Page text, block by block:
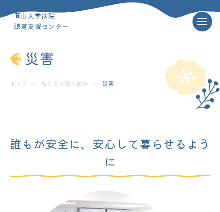
岡山大学病院
聴覚支援センター
災害
トップ ― 私たちの取り組み ― 災害
誰もが安全に、安心して暮らせるよう
に